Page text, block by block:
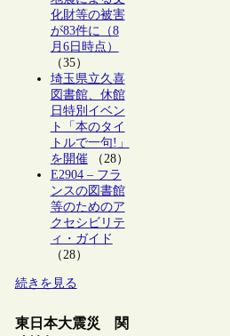
化財等の被害
が83件に（8
月6日時点）
（35）
埼玉県立久喜
図書館、休館
日特別イベン
ト「本のタイ
トルで一句!」
を開催（28）
E2904 – フラ
ンスの図書館
等のためのア
クセシビリテ
ィ・ガイド
（28）
続きを見る
東日本大震災 関